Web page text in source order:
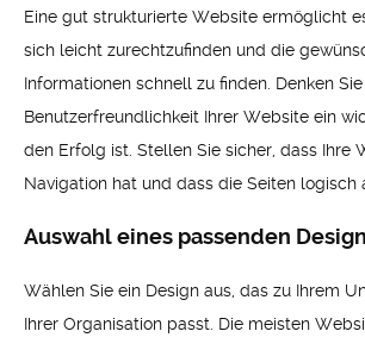
Eine gut strukturierte Website ermöglicht
sich leicht zurechtzufinden und die
Informationen schnell zu finden. Denken
Benutzerfreundlichkeit Ihrer Website ein
den Erfolg ist. Stellen Sie sicher, dass Ihre
Navigation hat und dass die Seiten logisch
Auswahl eines passenden
Wählen Sie ein Design aus, das zu Ihrem
Ihrer Organisation passt. Die meisten